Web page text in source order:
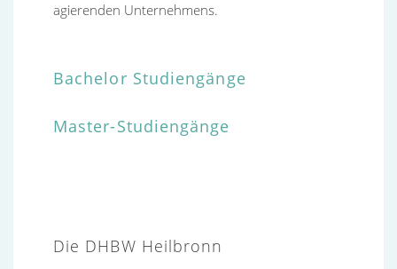
agierenden Unternehmens.
Bachelor Studiengänge
Master-Studiengänge
Die DHBW Heilbronn